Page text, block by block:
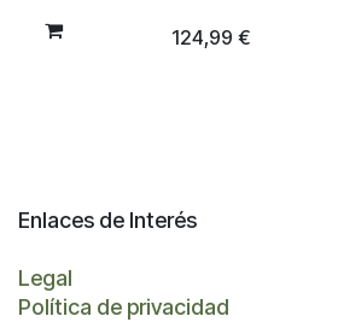
124,99 €
Enlaces de Interés
Legal
Política de privacidad